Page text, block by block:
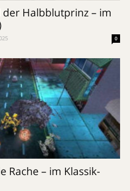
Halbblutprinz – im
0
Rache – im Klassik-